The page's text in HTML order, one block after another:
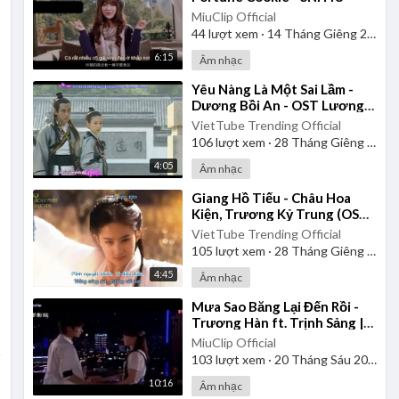
6:15
MiuClip Official
44lượt xem · 14 Tháng Giêng 2025
Âm nhạc
4:05
⁣Yêu Nàng Là Một Sai Lầm -
Dương Bồi An - OST Lương
Sơn Bá Chúc Anh Đài 2007 |
Vietsub
VietTube Trending Official
106lượt xem · 28 Tháng Giêng 2025
Âm nhạc
4:45
⁣Giang Hồ Tiếu - Châu Hoa
Kiện, Trương Kỷ Trung (OST
Thần Điêu Đại Hiệp 2006) |
Vietsub
VietTube Trending Official
105 lượt xem · 28 Tháng Giêng 2025
Âm nhạc
10:16
⁣Mưa Sao Băng Lại Đến Rồi -
Trương Hàn ft. Trịnh Sảng |
Vietsub
MiuClip Official
103 lượt xem · 20 Tháng Sáu 2025
Âm nhạc